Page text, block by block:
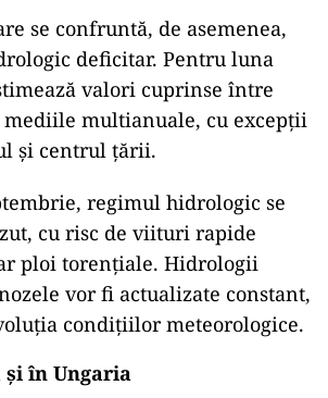
se confruntă, de asemenea,
deficitar. Pentru luna
valori cuprinse între
mediile multianuale, cu excepții
și centrul țării.
regimul hidrologic se
cu risc de viituri rapide
ploi torențiale. Hidrologii
vor fi actualizate constant,
condițiilor meteorologice.
în Ungaria